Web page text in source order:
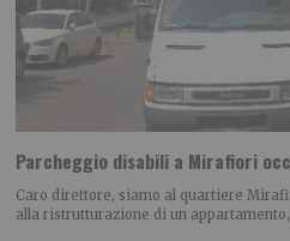
Parcheggio disabili a Mirafiori
Caro direttore, siamo al quartiere
alla ristrutturazione di un appartamento,